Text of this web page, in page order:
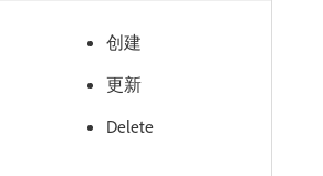
创建
更新
Delete